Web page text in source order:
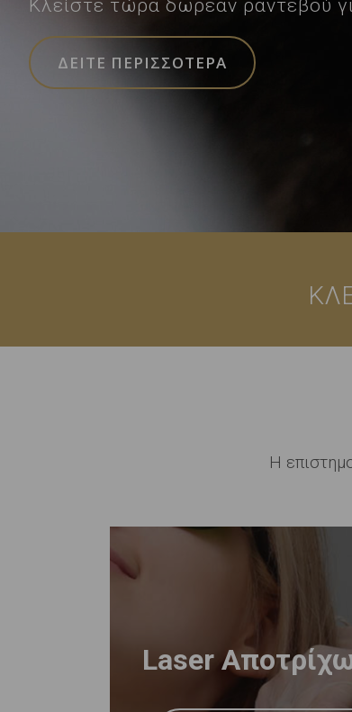
Κλείστε τώρα δωρεάν ραντεβού
ΔΕΙΤΕ ΠΕΡΙΣΣΟΤΕΡΑ
Η
Laser